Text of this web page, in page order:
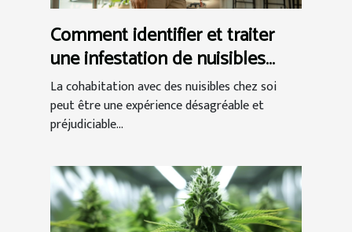
Comment identifier et traiter
une infestation de nuisibles
chez vous
La cohabitation avec des nuisibles chez soi
peut être une expérience désagréable et
préjudiciable...